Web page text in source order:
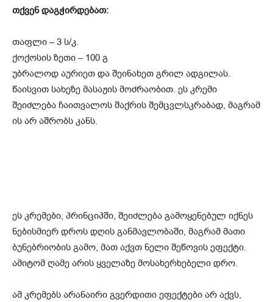
თქვენ დაგჭირდებათ:
თაფლი – 3 ს/კ.
ქოქოსის ზეთი – 100 გ
უბრალოდ აურიეთ და შეინახეთ გრილ ადგილას.
წაისვით სახეზე მასაჟის მოძრაობით. ეს კრემი
შეიძლება ჩაითვალოს შაქრის შემცვლსკრაბად, მაგრამ
ის არ აშრობს კანს.
ეს კრემები, პრინციპში, შეიძლება გამოყენებულ იქნეს
ნებისმიერ დროს დღის განმავლობაში, მაგრამ მათი
ბუნებრიობის გამო, მათ აქვთ ნელი შეწოვის ეფექტი.
ამიტომ ღამე არის ყველაზე მოსახერხებელი დრო.
ამ კრემებს არანაირი გვერდითი ეფექტები არ აქვს,